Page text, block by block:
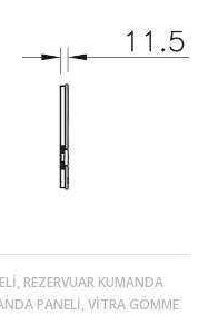
REZERVUAR KUMANDA
PANELI, VITRA GÖMME